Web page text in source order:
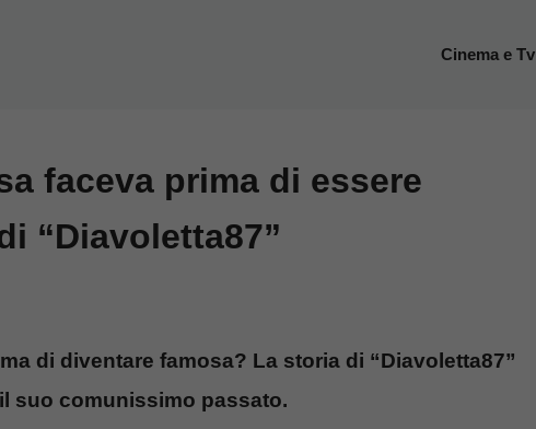
Cinema e Tv
faceva prima di essere
“Diavoletta87”
di diventare famosa? La storia di “Diavoletta87”
suo comunissimo passato.